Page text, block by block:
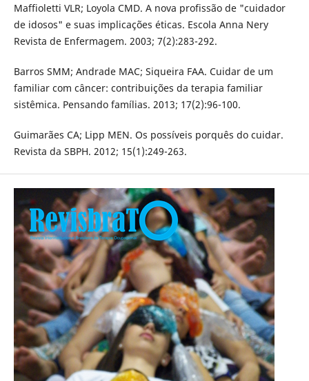
Maffioletti VLR; Loyola CMD. A nova profissão de "cuidador
de idosos" e suas implicações éticas. Escola Anna Nery
Revista de Enfermagem. 2003; 7(2):283-292.
Barros SMM; Andrade MAC; Siqueira FAA. Cuidar de um
familiar com câncer: contribuições da terapia familiar
sistêmica. Pensando famílias. 2013; 17(2):96-100.
Guimarães CA; Lipp MEN. Os possíveis porquês do cuidar.
Revista da SBPH. 2012; 15(1):249-263.